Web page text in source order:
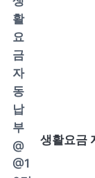
생활요금